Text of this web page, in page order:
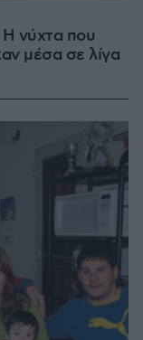
Η νύχτα που
μέσα σε λίγα